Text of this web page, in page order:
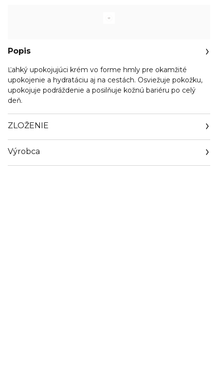
Popis
Ľahký upokojujúci krém vo forme hmly pre okamžité
upokojenie a hydratáciu aj na cestách. Osviežuje pokožku,
upokojuje podráždenie a posilňuje kožnú bariéru po celý
deň.
ZLOŽENIE
Výrobca